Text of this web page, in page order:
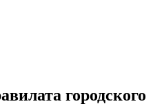
городского